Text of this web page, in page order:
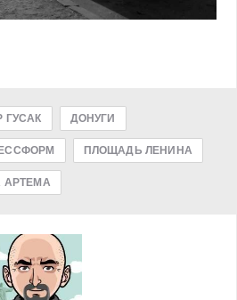
ГУСАК ДОНУГИ
ПЛОЩАДЬ ЛЕНИНА
АРТЕМА